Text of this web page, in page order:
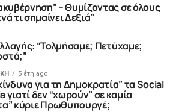
– Θυμίζοντας σε όλους
τι σημαίνει Δεξιά”
“Τολμήσαμε; Πετύχαμε;
5 έτη ago
για τη Δημοκρατία” τα Social
γιατί δεν “χωρούν” σε καμία
κύριε Πρωθυπουργέ;